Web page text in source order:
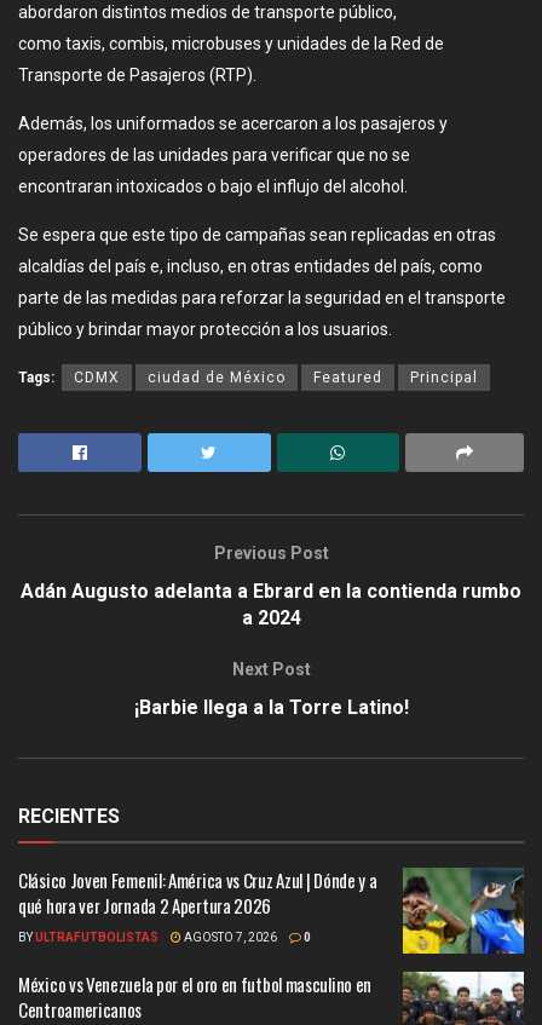
abordaron distintos medios de transporte público,
como taxis, combis, microbuses y unidades de la Red de
Transporte de Pasajeros (RTP).
Además, los uniformados se acercaron a los pasajeros y
operadores de las unidades para verificar que no se
encontraran intoxicados o bajo el influjo del alcohol.
Se espera que este tipo de campañas sean replicadas en otras
alcaldías del país e, incluso, en otras entidades del país, como
parte de las medidas para reforzar la seguridad en el transporte
público y brindar mayor protección a los usuarios.
Tags: CDMX ciudad de México Featured Principal
Previous Post
Adán Augusto adelanta a Ebrard en la contienda rumbo
a 2024
Next Post
¡Barbie llega a la Torre Latino!
RECIENTES
Clásico Joven Femenil: América vs Cruz Azul | Dónde y a
qué hora ver Jornada 2 Apertura 2026
BYULTRAFUTBOLISTAS AGOSTO 7, 2026 0
México vs Venezuela por el oro en futbol masculino en
Centroamericanos